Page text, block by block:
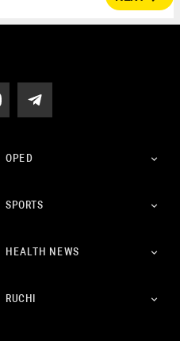
OPED
SPORTS
HEALTH NEWS
RUCHI